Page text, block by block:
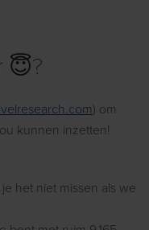
😇?
) om
kunnen inzetten!
het niet missen als we